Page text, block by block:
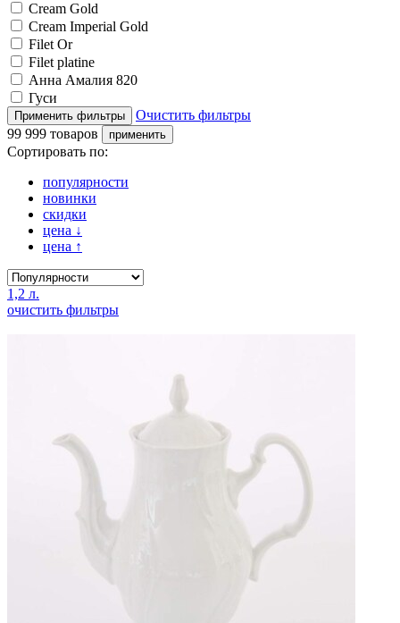
Cream Gold
Cream Imperial Gold
Filet Or
Filet platine
Анна Амалия 820
Гуси
Очистить фильтры
99 999 товаров
Сортировать по:
популярности
новинки
скидки
цена ↓
цена ↑
1,2 л.
очистить фильтры